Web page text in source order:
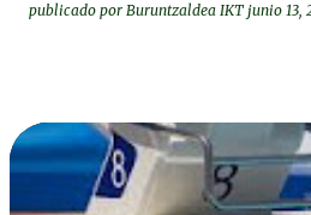
publicado por Buruntzaldea IKT junio 13,